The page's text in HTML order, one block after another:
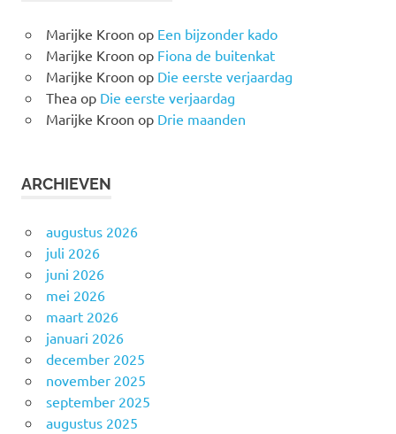
Marijke Kroon op Een bijzonder kado
Marijke Kroon op Fiona de buitenkat
Marijke Kroon op Die eerste verjaardag
Theaop Die eerste verjaardag
Marijke Kroon op Drie maanden
ARCHIEVEN
augustus 2026
juli 2026
juni 2026
mei 2026
maart 2026
januari 2026
december 2025
november 2025
september 2025
augustus 2025